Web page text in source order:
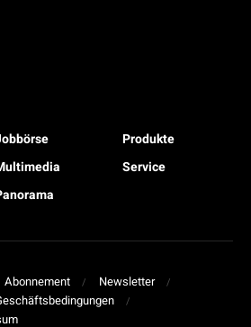
Produkte
Service
Abonnement
Newsletter